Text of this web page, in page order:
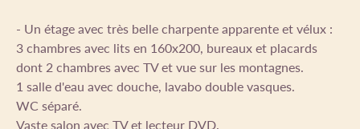
- Un étage avec très belle charpente apparente et vélux :
3 chambres avec lits en 160x200, bureaux et placards
dont 2 chambres avec TV et vue sur les montagnes.
1 salle d'eau avec douche, lavabo double vasques.
WC séparé.
Vaste salon avec TV et lecteur DVD.